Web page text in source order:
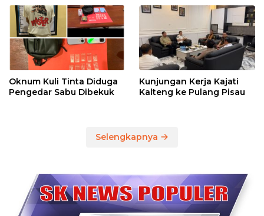
Oknum Kuli Tinta Diduga
Pengedar Sabu Dibekuk
Kunjungan Kerja Kajati
Kalteng ke Pulang Pisau
Selengkapnya